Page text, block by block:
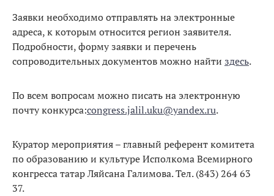
Заявки необходимо отправлять на электронные
адреса, к которым относится регион заявителя.
Подробности, форму заявки и перечень
сопроводительных документов можно найти здесь.
По всем вопросам можно писать на электронную
почту конкурса:congress.jalil.uku@yandex.ru.
Куратор мероприятия – главный референт комитета
по образованию и культуре Исполкома Всемирного
конгресса татар Ляйсана Галимова. Тел. (843) 264 63
37.